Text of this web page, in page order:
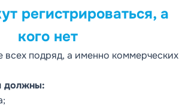
регистрироваться, а
кого нет
всех подряд, а именно коммерческих
должны: